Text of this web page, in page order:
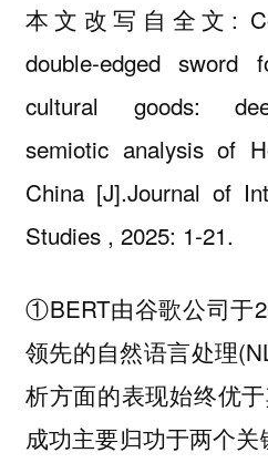
本文改写自全文:
double-edged sword
cultural goods:
semiotic analysis of
China [J].Journal of
Studies , 2025: 1-21.
①BERT由谷歌公司于
领先的自然语言处理
析方面的表现始终优
成功主要归功于两个